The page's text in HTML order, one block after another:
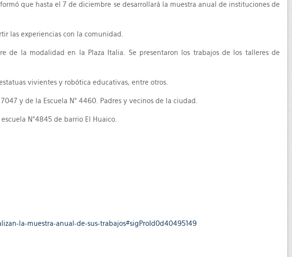
que hasta el 7 de diciembre se desarrollará la muestra anual de instituciones de
las experiencias con la comunidad.
de la modalidad en la Plaza Italia. Se presentaron los trabajos de los talleres de
vivientes y robótica educativas, entre otros.
y de la Escuela N° 4460. Padres y vecinos de la ciudad.
N°4845 de barrio El Huaico.
la-muestra-anual-de-sus-trabajos#sigProId0d40495149